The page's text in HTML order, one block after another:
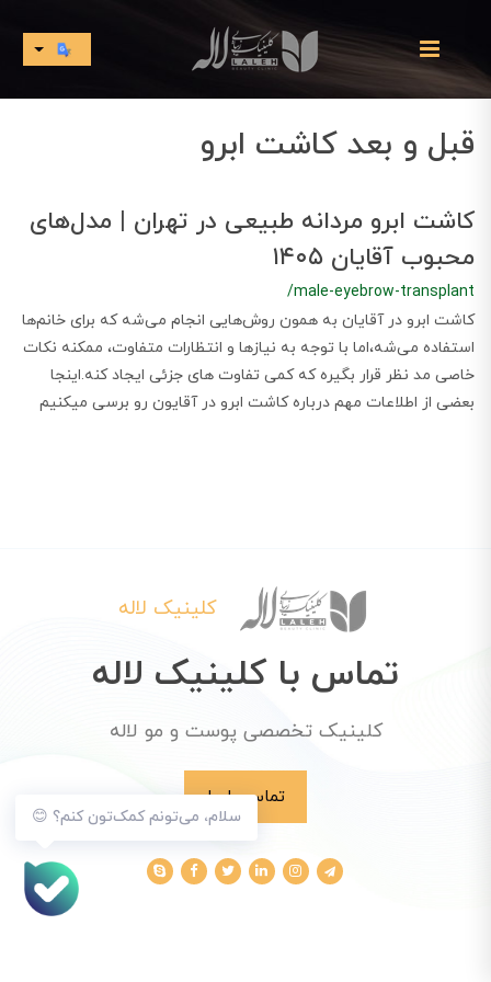
قبل و بعد کاشت ابرو
کاشت ابرو مردانه طبیعی در تهران | مدل‌های
محبوب آقایان ۱۴۰۵
/male-eyebrow-transplant
کاشت ابرو در آقایان به همون روش‌هایی انجام می‌شه که برای خانم‌ها
استفاده می‌شه،اما با توجه به نیازها و انتظارات متفاوت، ممکنه نکات
خاصی مد نظر قرار بگیره که کمی تفاوت های جزئی ایجاد کنه.اینجا
بعضی از اطلاعات مهم درباره کاشت ابرو در آقایون رو برسی میکنیم
سلام، می‌تونم کمک‌تون کنم؟ 😊
کلینیک لاله
تماس با کلینیک لاله
کلینیک تخصصی پوست و مو لاله
تماس با ما